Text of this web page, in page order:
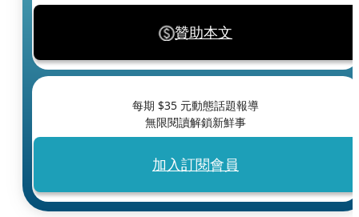
贊助本文
每期 $35 元動態話題報導
無限閱讀解鎖新鮮事
加入訂閱會員